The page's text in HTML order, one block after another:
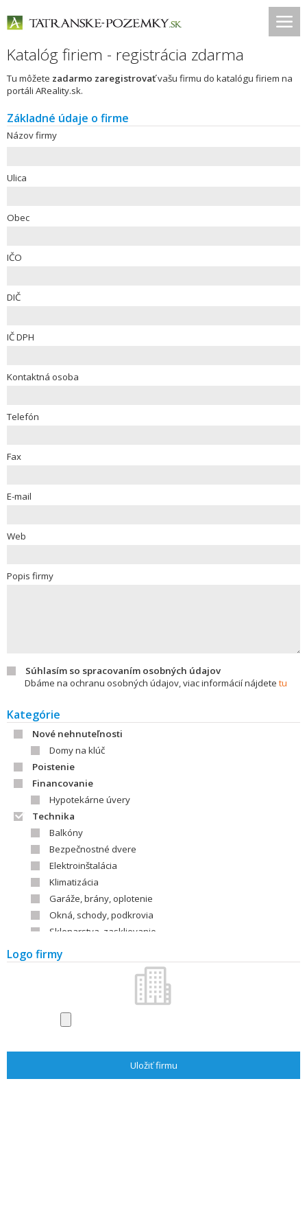
Katalóg firiem - registrácia zdarma
Tu môžete zadarmo zaregistrovaťvašu firmu do katalógu firiem na
portáli AReality.sk.
Základné údaje o firme
Názov firmy
Ulica
Obec
IČO
DIČ
IČ DPH
Kontaktná osoba
Telefón
Fax
E-mail
Web
Popis firmy
Súhlasím so spracovaním osobných údajov
Dbáme na ochranu osobných údajov, viac informácií nájdete tu
Kategórie
Nové nehnuteľnosti
Domy na klúč
Poistenie
Financovanie
Hypotekárne úvery
Technika
Balkóny
Bezpečnostné dvere
Elektroinštalácia
Klimatizácia
Garáže, brány, oplotenie
Okná, schody, podkrovia
Sklenarstva, zasklievanie
Alarmy a zabezpečenie
Úprava a čistenie vody
Výťahy
Výstavy a veľtrhy
Stavebné firmy
Logo firmy